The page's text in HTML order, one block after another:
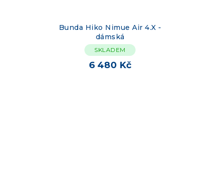
Bunda Hiko Nimue Air 4.X -
dámská
SKLADEM
6 480 Kč